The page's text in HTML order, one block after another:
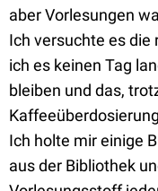
aber Vorlesungen
Ich versuchte es die
ich es keinen Tag
bleiben und das,
Ich holte mir einige
aus der Bibliothek